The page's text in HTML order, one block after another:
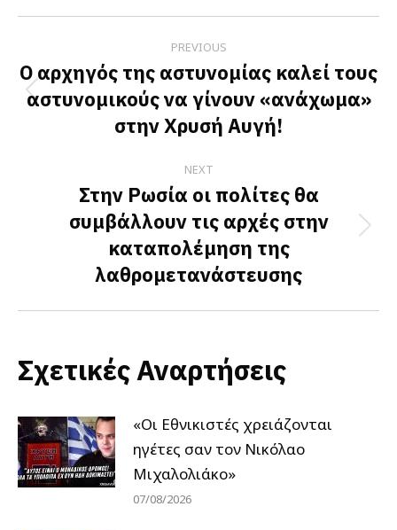
Facebook
X
LinkedIn
navigation
PREVIOUS
Previous
post:
Ο αρχηγός της αστυνομίας καλεί τους
αστυνομικούς να γίνουν «ανάχωμα»
στην Χρυσή Αυγή!
NEXT
Next
post:
Στην Ρωσία οι πολίτες θα
συμβάλλουν τις αρχές στην
καταπολέμηση της
λαθρομετανάστευσης
Σχετικές Αναρτήσεις
«Οι Εθνικιστές χρειάζονται
ηγέτες σαν τον Νικόλαο
Μιχαλολιάκο»
07/08/2026